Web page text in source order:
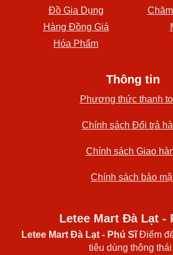
Đồ Gia Dụng
Hàng Đồng Giá
Hóa Phẩm
Thông tin
Phương thức thanh
Chính sách Đổi trả
Chính sách Giao
Chính sách bảo
Letee Mart Đà Lạt -
Letee Mart Đà Lạt - Phú SĩĐiểm
tiêu dùng thông thái